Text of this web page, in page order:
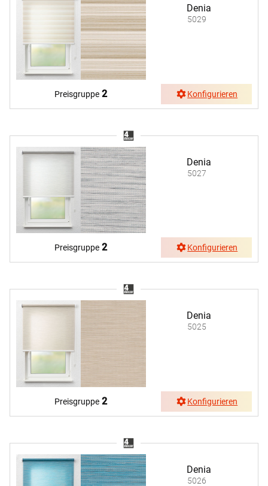
Denia
5029
Preisgruppe 2 Konfigurieren
Denia
5027
Preisgruppe 2 Konfigurieren
Denia
5025
Preisgruppe 2 Konfigurieren
Denia
5026